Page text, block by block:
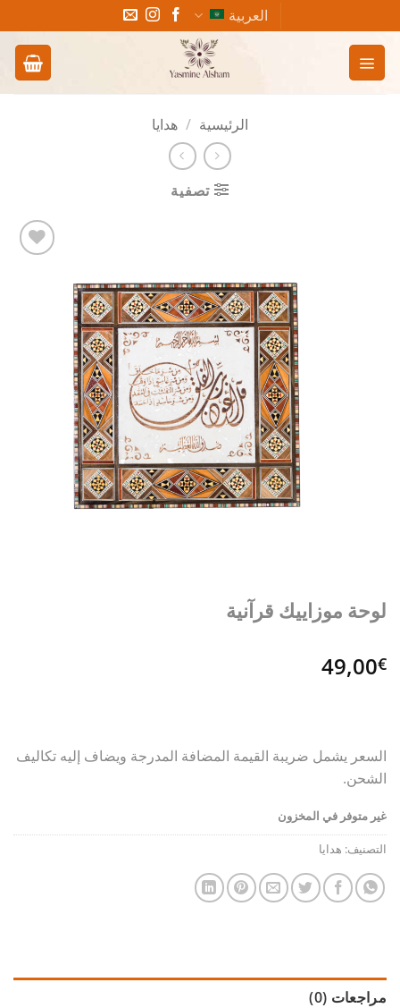
للمحتوى
العربية
الرئيسية / هدايا
تصفية
لوحة موزاييك قرآنية
49,00€
السعر يشمل ضريبة القيمة المضافة المدرجة ويضاف إليه تكاليف
الشحن.
غير متوفر في المخزون
التصنيف: هدايا
مراجعات (0)